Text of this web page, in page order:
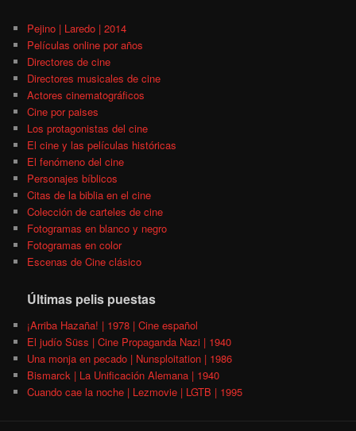
Pejino | Laredo | 2014
Películas online por años
Directores de cine
Directores musicales de cine
Actores cinematográficos
Cine por paises
Los protagonistas del cine
El cine y las películas históricas
El fenómeno del cine
Personajes bíblicos
Citas de la biblia en el cine
Colección de carteles de cine
Fotogramas en blanco y negro
Fotogramas en color
Escenas de Cine clásico
Últimas pelis puestas
¡Arriba Hazaña! | 1978 | Cine español
El judío Süss | Cine Propaganda Nazi | 1940
Una monja en pecado | Nunsploitation | 1986
Bismarck | La Unificación Alemana | 1940
Cuando cae la noche | Lezmovie | LGTB | 1995